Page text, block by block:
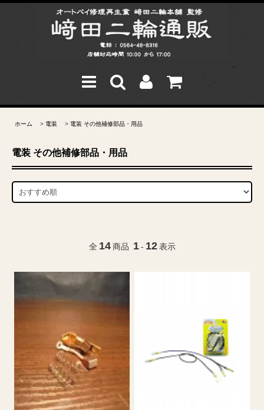
ホーム > 電装 > 電装 その他補修部品・用品
電装 その他補修部品・用品
全 14 商品 1 - 12 表示